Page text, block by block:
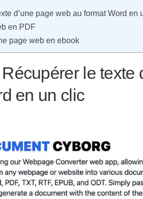
d’une page web au format Word en
en PDF
page web en ebook
le texte
en un clic